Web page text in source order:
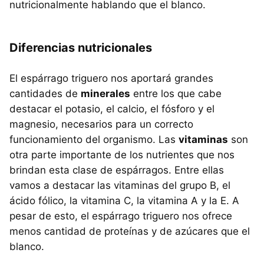
nutricionalmente hablando que el blanco.
Diferencias nutricionales
El espárrago triguero nos aportará grandes
cantidades de minerales entre los que cabe
destacar el potasio, el calcio, el fósforo y el
magnesio, necesarios para un correcto
funcionamiento del organismo. Las vitaminas son
otra parte importante de los nutrientes que nos
brindan esta clase de espárragos. Entre ellas
vamos a destacar las vitaminas del grupo B, el
ácido fólico, la vitamina C, la vitamina A y la E. A
pesar de esto, el espárrago triguero nos ofrece
menos cantidad de proteínas y de azúcares que el
blanco.